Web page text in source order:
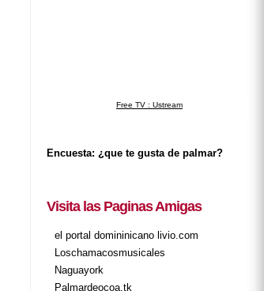
Free TV : Ustream
Encuesta: ¿que te gusta de palmar?
Visita las Paginas Amigas
el portal domininicano livio.com
Loschamacosmusicales
Naguayork
Palmardeocoa.tk